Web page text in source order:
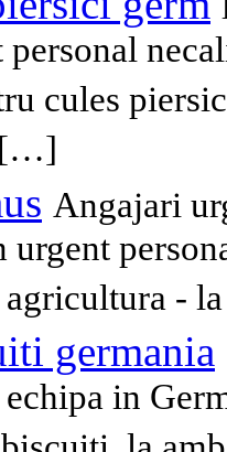
personal
cules
[…]
Angajari
urgent
-
germania
in